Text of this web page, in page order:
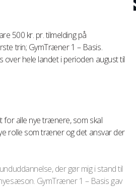
500 kr. pr. tilmelding på
trin; GymTræner 1 – Basis.
over hele landet i perioden august til
for alle nye trænere, som skal
rolle som træner og det ansvar der
der gør mig i stand til
GymTræner 1 – Basis gav